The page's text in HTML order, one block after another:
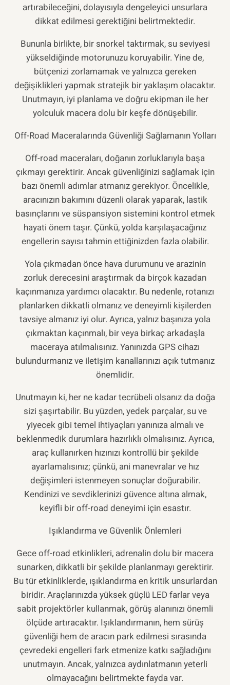
artırabileceğini, dolayısıyla dengeleyici unsurlara
dikkat edilmesi gerektiğini belirtmektedir.
Bununla birlikte, bir snorkel taktırmak, su seviyesi
yükseldiğinde motorunuzu koruyabilir. Yine de,
bütçenizi zorlamamak ve yalnızca gereken
değişiklikleri yapmak stratejik bir yaklaşım olacaktır.
Unutmayın, iyi planlama ve doğru ekipman ile her
yolculuk macera dolu bir keşfe dönüşebilir.
Off-Road Maceralarında Güvenliği Sağlamanın Yolları
Off-road maceraları, doğanın zorluklarıyla başa
çıkmayı gerektirir. Ancak güvenliğinizi sağlamak için
bazı önemli adımlar atmanız gerekiyor. Öncelikle,
aracınızın bakımını düzenli olarak yaparak, lastik
basınçlarını ve süspansiyon sistemini kontrol etmek
hayati önem taşır. Çünkü, yolda karşılaşacağınız
engellerin sayısı tahmin ettiğinizden fazla olabilir.
Yola çıkmadan önce hava durumunu ve arazinin
zorluk derecesini araştırmak da birçok kazadan
kaçınmanıza yardımcı olacaktır. Bu nedenle, rotanızı
planlarken dikkatli olmanız ve deneyimli kişilerden
tavsiye almanız iyi olur. Ayrıca, yalnız başınıza yola
çıkmaktan kaçınmalı, bir veya birkaç arkadaşla
maceraya atılmalısınız. Yanınızda GPS cihazı
bulundurmanız ve iletişim kanallarınızı açık tutmanız
önemlidir.
Unutmayın ki, her ne kadar tecrübeli olsanız da doğa
sizi şaşırtabilir. Bu yüzden, yedek parçalar, su ve
yiyecek gibi temel ihtiyaçları yanınıza almalı ve
beklenmedik durumlara hazırlıklı olmalısınız. Ayrıca,
araç kullanırken hızınızı kontrollü bir şekilde
ayarlamalısınız; çünkü, ani manevralar ve hız
değişimleri istenmeyen sonuçlar doğurabilir.
Kendinizi ve sevdiklerinizi güvence altına almak,
keyifli bir off-road deneyimi için esastır.
Işıklandırma ve Güvenlik Önlemleri
Gece off-road etkinlikleri, adrenalin dolu bir macera
sunarken, dikkatli bir şekilde planlanmayı gerektirir.
Bu tür etkinliklerde, ışıklandırma en kritik unsurlardan
biridir. Araçlarınızda yüksek güçlü LED farlar veya
sabit projektörler kullanmak, görüş alanınızı önemli
ölçüde artıracaktır. Işıklandırmanın, hem sürüş
güvenliği hem de aracın park edilmesi sırasında
çevredeki engelleri fark etmenize katkı sağladığını
unutmayın. Ancak, yalnızca aydınlatmanın yeterli
olmayacağını belirtmekte fayda var.